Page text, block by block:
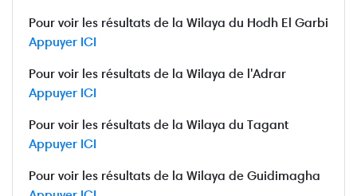
Pour voir les résultats de la Wilaya du Hodh El Garbi
Appuyer ICI
Pour voir les résultats de la Wilaya de l'Adrar
Appuyer ICI
Pour voir les résultats de la Wilaya du Tagant
Appuyer ICI
Pour voir les résultats de la Wilaya de Guidimagha